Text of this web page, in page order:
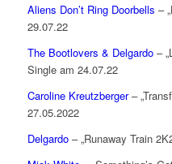
Aliens Don’t Ring Doorbells –
29.07.22
The Bootlovers & Delgardo–
Single am 24.07.22
Caroline Kreutzberger–
27.05.2022
Delgardo– „Runaway Train